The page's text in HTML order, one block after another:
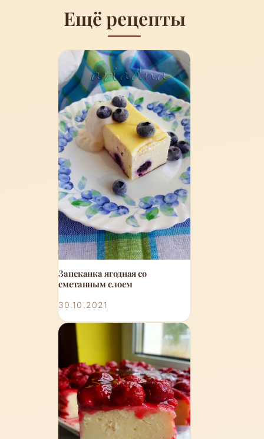
Ещё рецепты
Запеканка ягодная со
сметанным слоем
30.10.2021